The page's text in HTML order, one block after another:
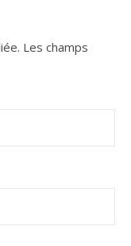
Les champs